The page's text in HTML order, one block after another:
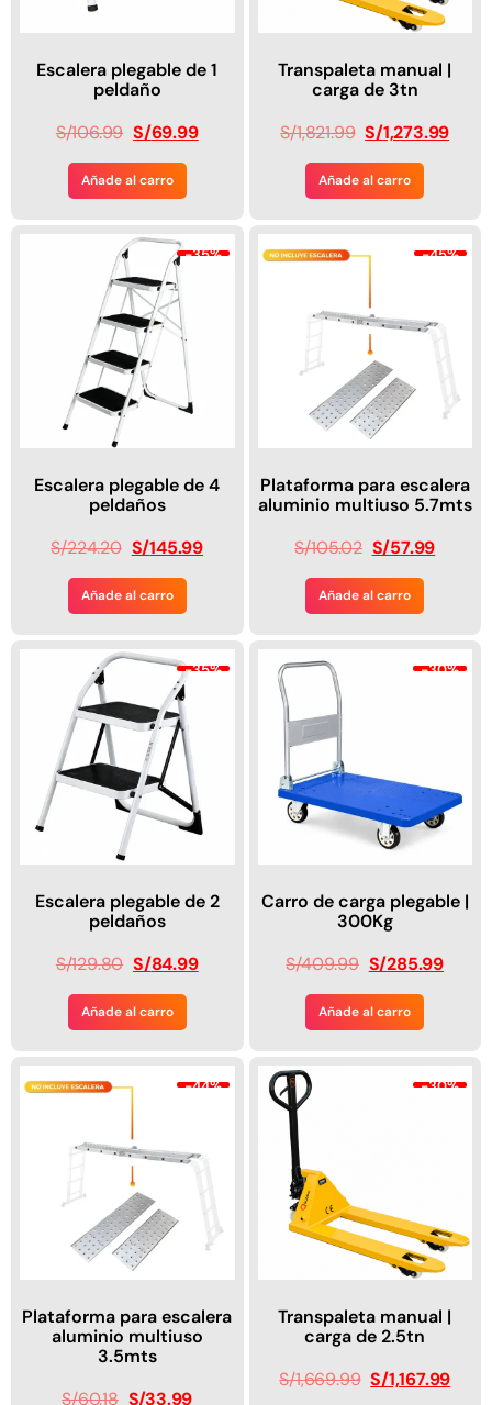
Escalera plegable de 1
peldaño
S/106.99 S/69.99
Añade al carro
Transpaleta manual |
carga de 3tn
S/1,821.99 S/1,273.99
Añade al carro
-35%
Escalera plegable de 4
peldaños
S/224.20 S/145.99
Añade al carro
-45%
Plataforma para escalera
aluminio multiuso 5.7mts
S/105.02 S/57.99
Añade al carro
-35%
Escalera plegable de 2
peldaños
S/129.80 S/84.99
Añade al carro
-30%
Carro de carga plegable |
300Kg
S/409.99 S/285.99
Añade al carro
-44%
Plataforma para escalera
aluminio multiuso
3.5mts
S/60.18 S/33.99
-30%
Transpaleta manual |
carga de 2.5tn
S/1,669.99 S/1,167.99